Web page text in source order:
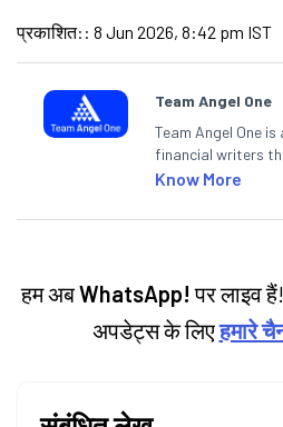
प्रकाशित: : 8 Jun 2026, 8:42 pm IST
Team Angel One
Team Angel One
financial writers
articles on the
categories.
Know More
हम अबWhatsApp! पर लाइव
अपडेट्स के लिएहमारे